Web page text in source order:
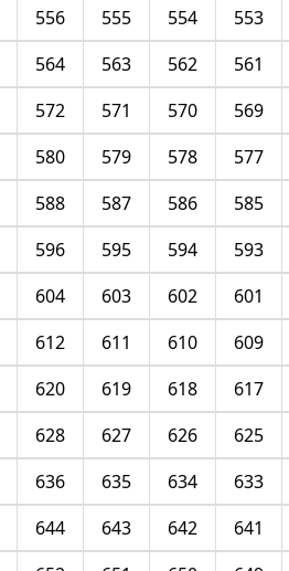
553
554
555
556
561
562
563
564
569
570
571
572
577
578
579
580
585
586
587
588
593
594
595
596
601
602
603
604
609
610
611
612
617
618
619
620
625
626
627
628
633
634
635
636
641
642
643
644